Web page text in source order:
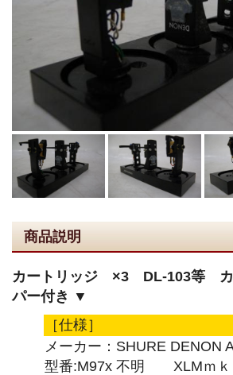
商品説明
カートリッジ ×3 DL-103等 カ
パー付き ▼
［仕様］
メーカー：SHURE DENON
型番:M97x 不明 XLMｍｋ